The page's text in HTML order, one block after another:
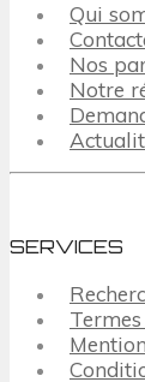
Qui
Nos
Notre
SERVICES